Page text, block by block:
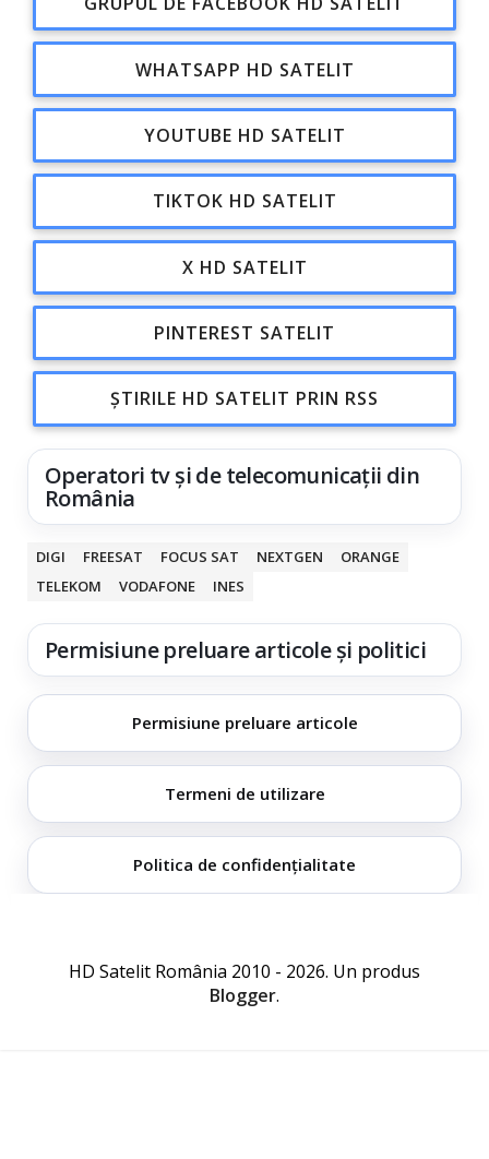
WHATSAPP HD SATELIT
YOUTUBE HD SATELIT
TIKTOK HD SATELIT
X HD SATELIT
PINTEREST SATELIT
ȘTIRILE HD SATELIT PRIN RSS
Operatori tv și de telecomunicații din
România
DIGI FREESAT FOCUS SAT NEXTGEN
ORANGE
TELEKOM
VODAFONE INES
Permisiune preluare articole și politici
Permisiune preluare articole
Termeni de utilizare
Politica de confidențialitate
HD Satelit România 2010 - 2026. Un produs
Blogger.